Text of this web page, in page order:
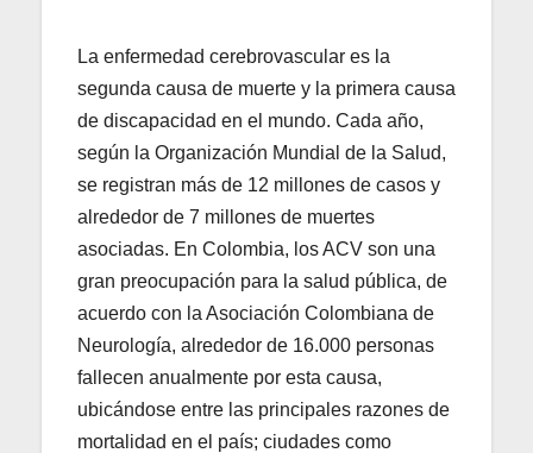
La enfermedad cerebrovascular es la
segunda causa de muerte y la primera causa
de discapacidad en el mundo. Cada año,
según la Organización Mundial de la Salud,
se registran más de 12 millones de casos y
alrededor de 7 millones de muertes
asociadas. En Colombia, los ACV son una
gran preocupación para la salud pública, de
acuerdo con la Asociación Colombiana de
Neurología, alrededor de 16.000 personas
fallecen anualmente por esta causa,
ubicándose entre las principales razones de
mortalidad en el país; ciudades como